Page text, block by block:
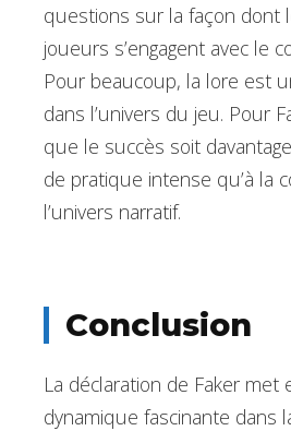
questions sur la façon dont
joueurs s’engagent avec le
Pour beaucoup, la lore est
dans l’univers du jeu. Pour
que le succès soit
de pratique intense qu’à la
l’univers narratif.
Conclusion
La déclaration de Faker met
dynamique fascinante dans